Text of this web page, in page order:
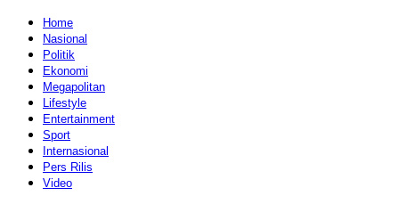
Home
Nasional
Politik
Ekonomi
Megapolitan
Lifestyle
Entertainment
Sport
Internasional
Pers Rilis
Video